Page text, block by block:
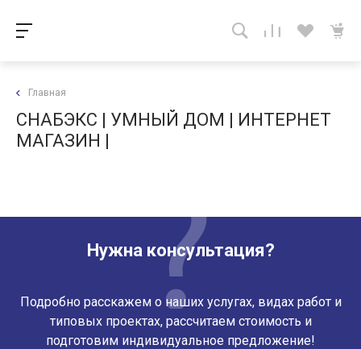
Главная
СНАБЭКС | УМНЫЙ ДОМ | ИНТЕРНЕТ
МАГАЗИН |
Нужна консультация?
Подробно расскажем о наших услугах, видах работ и
типовых проектах, рассчитаем стоимость и
подготовим индивидуальное предложение!